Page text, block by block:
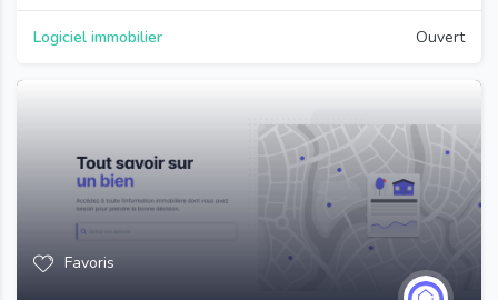
Logiciel immobilier Ouvert
Favoris